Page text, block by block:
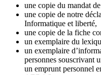
une copie du mandat
une copie de notre
Informatique et liberté,
une copie de la fiche
un exemplaire du
un exemplaire
personnes souscrivant
un emprunt personnel